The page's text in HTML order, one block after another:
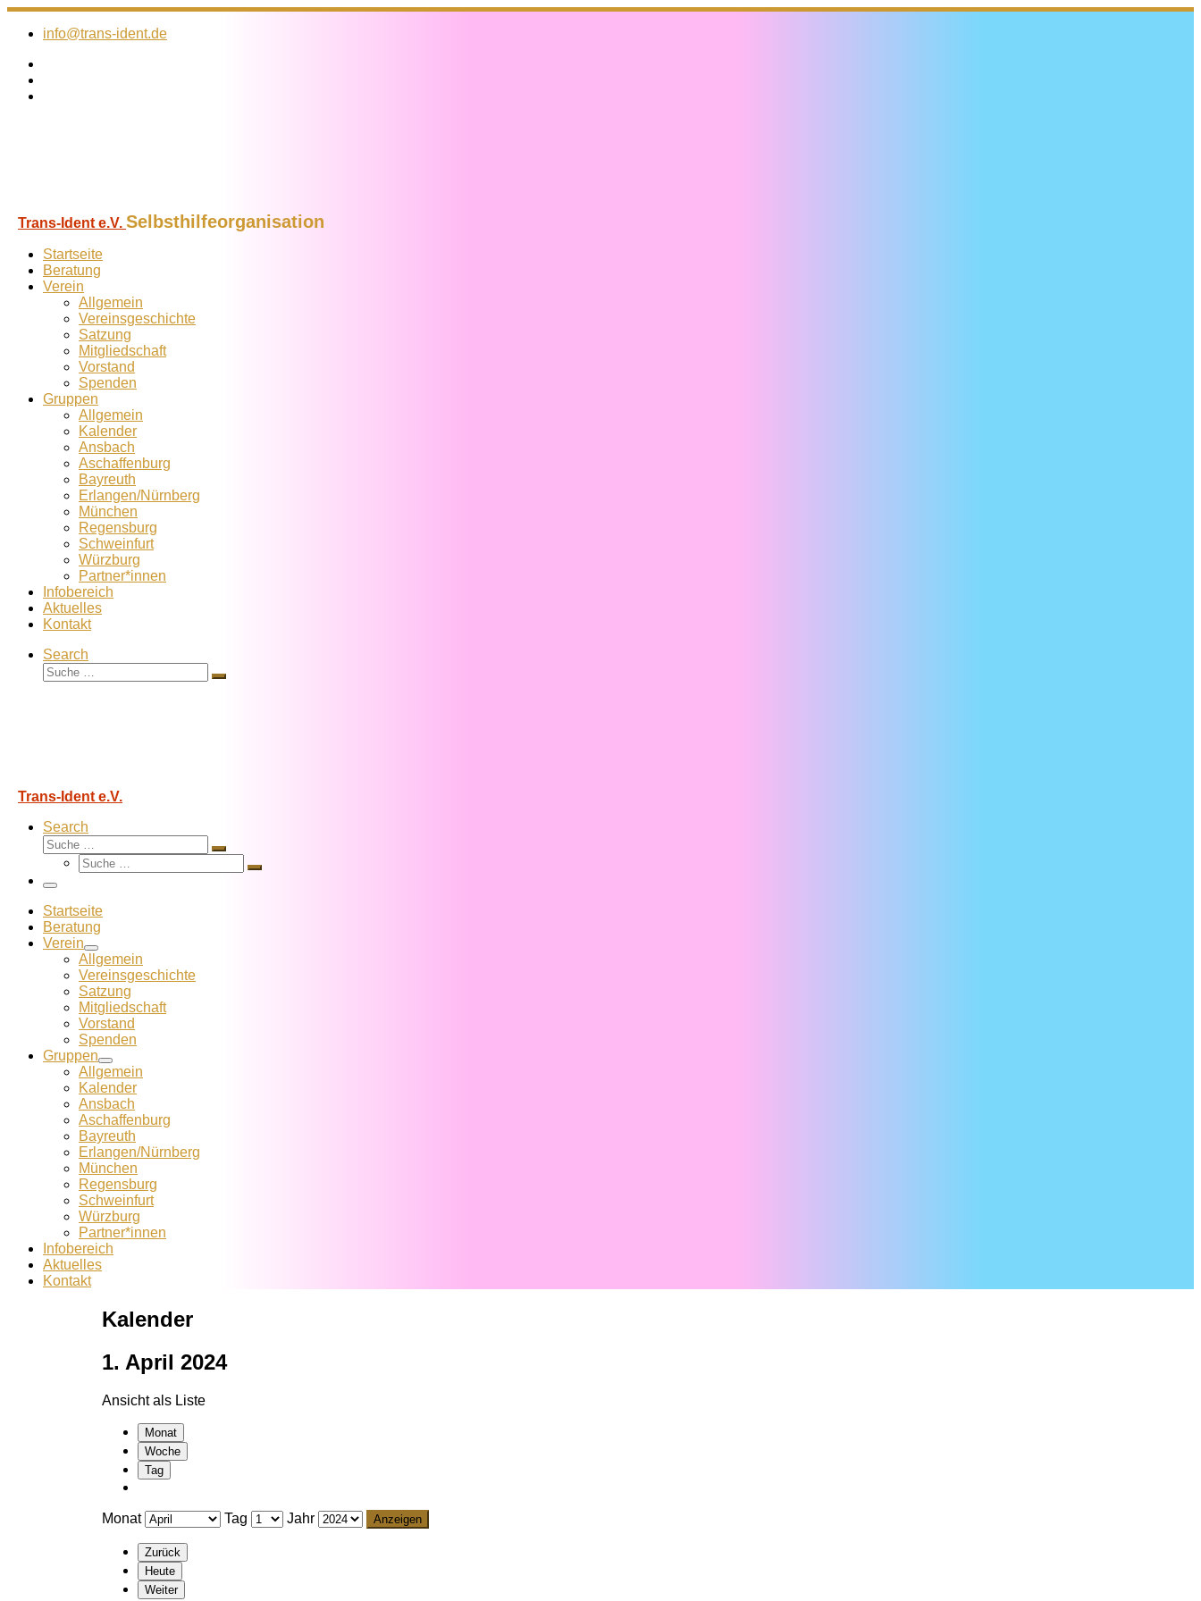
Zum
Inhalt
info@trans-ident.de
Trans-Ident e.V. Selbsthilfeorganisation
Startseite
Beratung
Verein
Allgemein
Vereins­geschichte
Satzung
Mitglied­schaft
Vorstand
Spenden
Gruppen
Allgemein
Kalender
Ansbach
Aschaffenburg
Bayreuth
Erlangen/Nürnberg
München
Regensburg
Schweinfurt
Würzburg
Partner*innen
Infobereich
Aktuelles
Kontakt
Search
Suche
Suche
Trans-Ident e.V.
Search
Suche
Suche
Suche
Suche
Menü
Startseite
Beratung
Verein
Allgemein
Vereins­geschichte
Satzung
Mitglied­schaft
Vorstand
Spenden
Gruppen
Allgemein
Kalender
Ansbach
Aschaffenburg
Bayreuth
Erlangen/Nürnberg
München
Regensburg
Schweinfurt
Würzburg
Partner*innen
Infobereich
Aktuelles
Kontakt
Kalender
1. April 2024
Ansicht als Liste
Monat
Woche
Tag
Monat Tag Jahr
Zurück
Heute
Weiter